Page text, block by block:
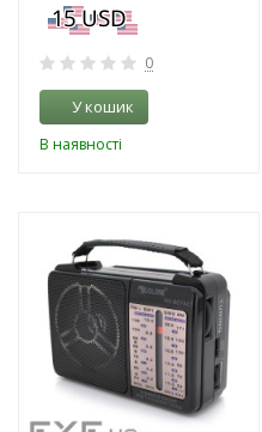
0
У кошик
В наявності